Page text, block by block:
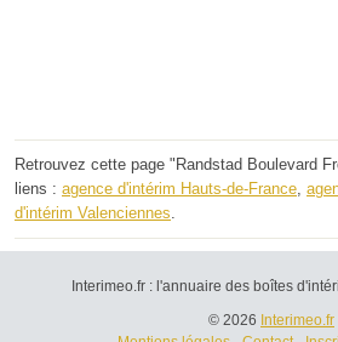
Retrouvez cette page "Randstad Boulevard
liens : agence d'intérim Hauts-de-France,
d'intérim Valenciennes.
Interimeo.fr : l'annuaire des boîtes
© 2026 Interimeo.fr